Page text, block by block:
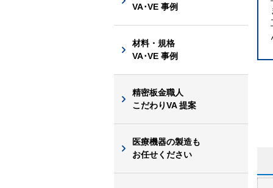
VA･VE 事例
材料・規格
VA･VE 事例
精密板金職人
こだわりVA 提案
医療機器の製造も
お任せください